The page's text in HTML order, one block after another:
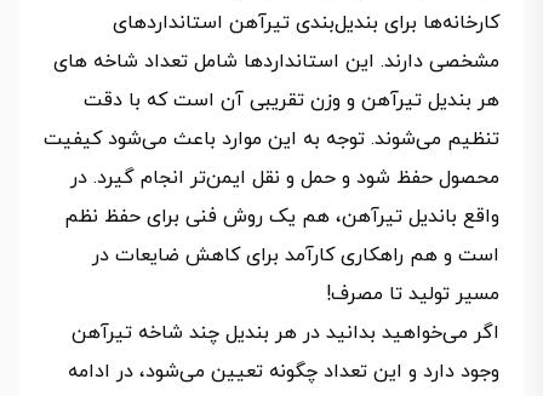
کارخانه‌ها برای بندیل‌بندی تیرآهن استانداردهای
مشخصی دارند. این استانداردها شامل تعداد شاخه های
هر بندیل تیرآهن و وزن تقریبی آن است که با دقت
تنظیم می‌شوند. توجه به این موارد باعث می‌شود کیفیت
محصول حفظ شود و حمل‌ و نقل ایمن‌تر انجام گیرد. در
واقع باندیل تیرآهن، هم یک روش فنی برای حفظ نظم
است و هم راهکاری کارآمد برای کاهش ضایعات در
مسیر تولید تا مصرف!
اگر می‌خواهید بدانید در هر بندیل چند شاخه تیرآهن
وجود دارد و این تعداد چگونه تعیین می‌شود، در ادامه